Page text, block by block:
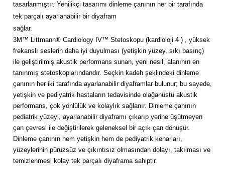
tasarlanmıştır. Yenilikçi tasarımı dinleme çanının her bir tarafında
tek parçalı ayarlanabilir bir diyafram
sağlar.
3M™ Littmann® Cardiology IV™ Stetoskopu (kardioloji 4 ) , yüksek
frekanslı seslerin daha iyi duyulması (yetişkin yüzey, sıkı basınç)
ile geliştirilmiş akustik performans sunan, yeni nesil, alanının en
tanınmış stetoskoplarındandır. Seçkin kadeh şeklindeki dinleme
çanının her iki tarafında ayarlanabilir diyaframlar bulunur; bu sayede,
yetişkin ve pediyatrik hastaların tedavisinde olağanüstü akustik
performans, çok yönlülük ve kolaylık sağlanır. Dinleme çanının
pediatrik yüzeyi, ayarlanabilir diyaframı çıkarıp yerine üşütmeyen
çan çevresi ile değiştirilerek geleneksel bir açık çan dönüşür.
Dinleme çanının hem yetişkin hem de pediyatrik kenarları,
yüzeylerinin pürüzsüz ve çıkıntısız olmasından dolayı, takılması ve
temizlenmesi kolay tek parçalı diyaframa sahiptir.